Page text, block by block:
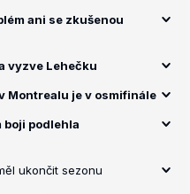
ani se zkušenou
vyzve Lehečku
Montrealu je v osmifinále
boji podlehla
ukončit sezonu